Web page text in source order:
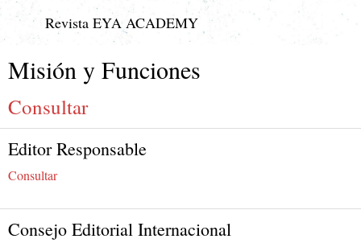
Revista EYA ACADEMY
Misión y Funciones
Consultar
Editor Responsable
Consultar
Consejo Editorial Internacional